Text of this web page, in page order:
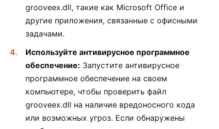
grooveex.dll, такие как Microsoft Office и
другие приложения, связанные с офисными
задачами.
Используйте антивирусное программное
обеспечение: Запустите антивирусное
программное обеспечение на своем
компьютере, чтобы проверить файл
grooveex.dll на наличие вредоносного кода
или возможных угроз. Если обнаружены